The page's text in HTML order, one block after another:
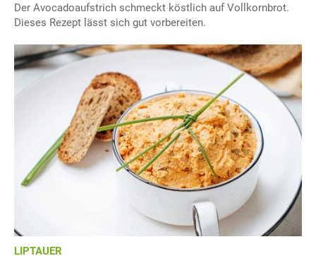
Der Avocadoaufstrich schmeckt köstlich auf Vollkornbrot.
Dieses Rezept lässt sich gut vorbereiten.
LIPTAUER